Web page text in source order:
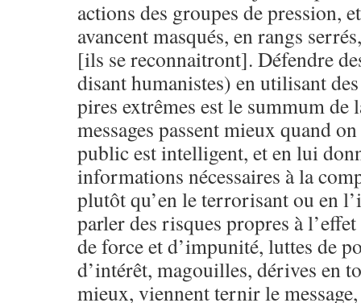
actions des groupes de pression,
avancent masqués, en rangs
[ils se reconnaitront]. Défendre
disant humanistes) en utilisant
pires extrêmes est le summum de
messages passent mieux quand
public est intelligent, et en lui
informations nécessaires à la
plutôt qu’en le terrorisant ou en
parler des risques propres à
de force et d’impunité, luttes de
d’intérêt, magouilles, dérives en
mieux, viennent ternir le